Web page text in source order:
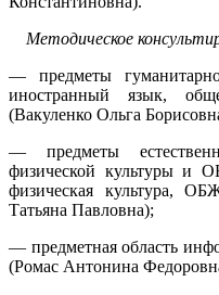
Методическое
— предметы
иностранный язык,
(Вакуленко Ольга
— предметы
физической культуры и
физическая культура,
Татьяна Павловна);
— предметная область
(Ромас Антонина